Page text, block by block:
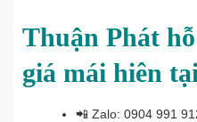
Thuận Phát
giá mái hiên
📲 Zalo: 0904 991